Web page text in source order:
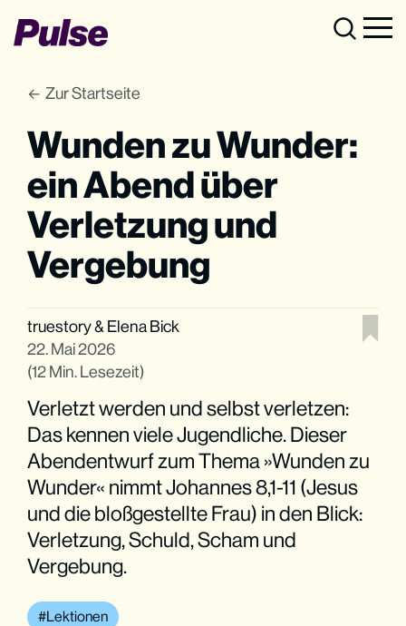
Zur Startseite
Wunden zu Wunder:
ein Abend über
Verletzung und
Vergebung
truestory& Elena Bick
22. Mai 2026
(12 Min. Lesezeit)
Verletzt werden und selbst verletzen:
Das kennen viele Jugendliche. Dieser
Abendentwurf zum Thema »Wunden zu
Wunder« nimmt Johannes 8,1-11 (Jesus
und die bloßgestellte Frau) in den Blick:
Verletzung, Schuld, Scham und
Vergebung.
Lektionen